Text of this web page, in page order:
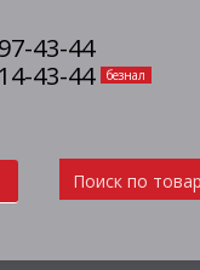
43-44
43-44 безнал